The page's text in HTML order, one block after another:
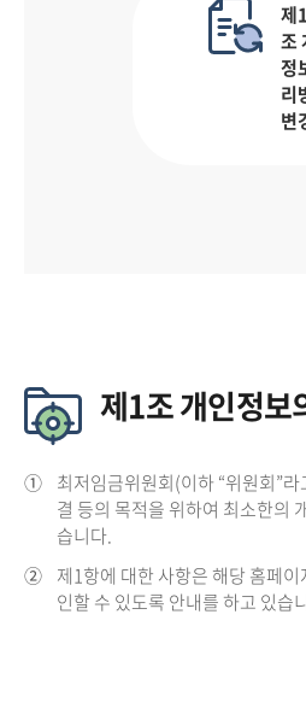
제
조
정
리
변
제1조 개인정보
① 최저임금위원회(이하 “위원회”
결 등의 목적을 위하여 최소한의
습니다.
② 제1항에 대한 사항은 해당 홈페
인할 수 있도록 안내를 하고 있습